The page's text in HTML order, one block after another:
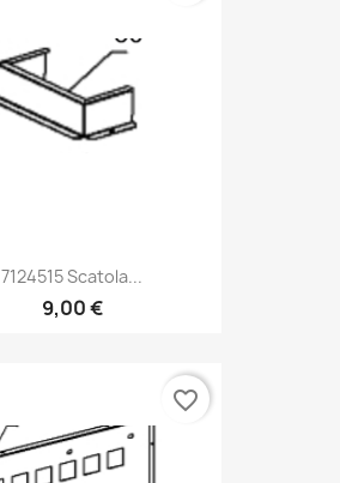
7124515 Scatola...
9,00 €
favorite_border